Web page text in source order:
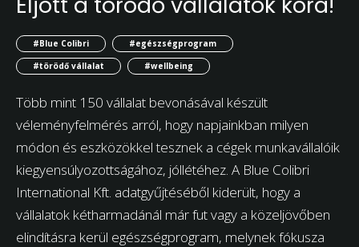
#Blue Colibri
#egészségprogram
#törödő vállalat
#wellbeing
Több mint 150 vállalat bevonásával készült
véleményfelmérés arról, hogy napjainkban milyen
módon és eszközökkel tesznek a cégek munkavállalóik
kiegyensúlyozottságához, jóllétéhez. A Blue Colibri
International Kft. adatgyűjtéséből kiderült, hogy a
vállalatok kétharmadánál már fut vagy a közeljövőben
elindításra kerül egészségprogram, melynek fókusza